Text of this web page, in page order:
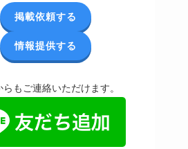
掲載依頼する
情報提供する
らもご連絡いただけます。